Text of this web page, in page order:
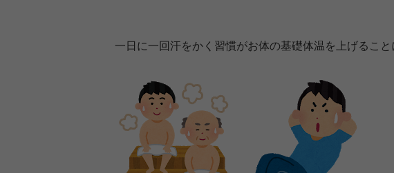
一日に一回汗をかく習慣がお体の基礎体温を上げるこ